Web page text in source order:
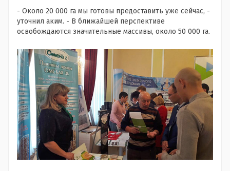
- Около 20 000 га мы готовы предоставить уже сейчас, -
уточнил аким. - В ближайшей перспективе
освобождаются значительные массивы, около 50 000 га.